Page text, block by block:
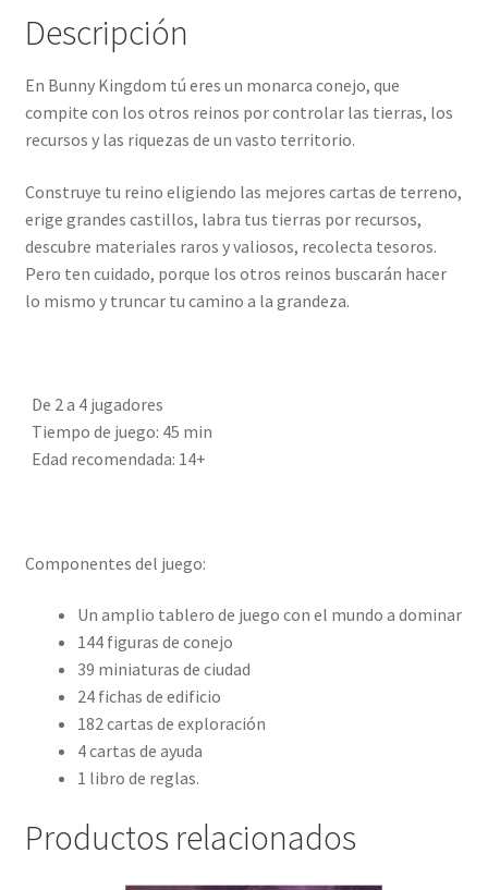
Descripción
En Bunny Kingdom tú eres un monarca conejo, que
compite con los otros reinos por controlar las tierras, los
recursos y las riquezas de un vasto territorio.
Construye tu reino eligiendo las mejores cartas de terreno,
erige grandes castillos, labra tus tierras por recursos,
descubre materiales raros y valiosos, recolecta tesoros.
Pero ten cuidado, porque los otros reinos buscarán hacer
lo mismo y truncar tu camino a la grandeza.
De 2 a 4 jugadores
Tiempo de juego: 45 min
Edad recomendada: 14+
Componentes del juego:
Un amplio tablero de juego con el mundo a dominar
144 figuras de conejo
39 miniaturas de ciudad
24 fichas de edificio
182 cartas de exploración
4 cartas de ayuda
1 libro de reglas.
Productos relacionados